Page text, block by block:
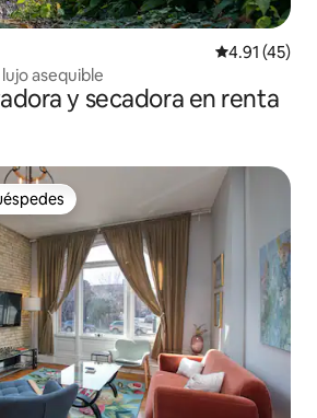
Calificación
4.91 (45)
asequible
y secadora en renta
entre huéspedes